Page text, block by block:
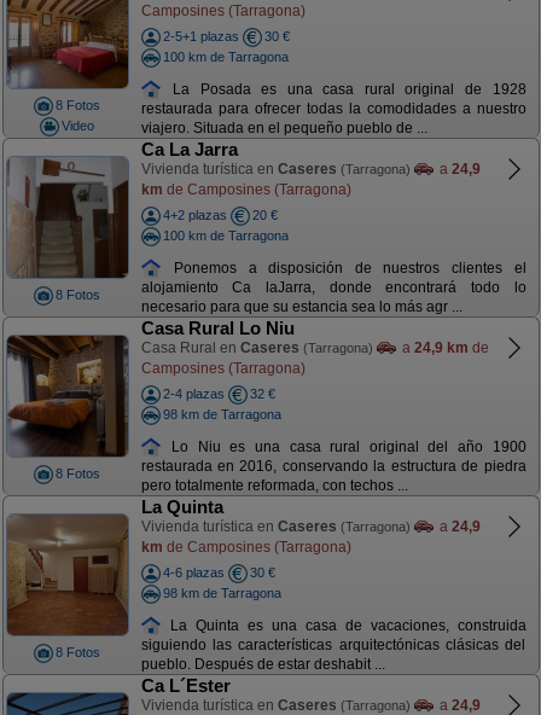
8 Fotos
Video
Camposines (Tarragona)
2-5+1 plazas
30 €
100 km de Tarragona
La Posada es una casa rural original de 1928
restaurada para ofrecer todas la comodidades a nuestro
viajero. Situada en el pequeño pueblo de ...
8 Fotos
Ca La Jarra
Vivienda turística en Caseres (Tarragona) a 24,9
km de Camposines (Tarragona)
4+2 plazas
20 €
100 km de Tarragona
Ponemos a disposición de nuestros clientes el
alojamiento Ca laJarra, donde encontrará todo lo
necesario para que su estancia sea lo más agr ...
8 Fotos
Casa Rural Lo Niu
Casa Rural en Caseres (Tarragona) a 24,9 km de
Camposines (Tarragona)
2-4 plazas
32 €
98 km de Tarragona
Lo Niu es una casa rural original del año 1900
restaurada en 2016, conservando la estructura de piedra
pero totalmente reformada, con techos ...
8 Fotos
La Quinta
Vivienda turística en Caseres (Tarragona) a 24,9
km de Camposines (Tarragona)
4-6 plazas
30 €
98 km de Tarragona
La Quinta es una casa de vacaciones, construida
siguiendo las características arquitectónicas clásicas del
pueblo. Después de estar deshabit ...
Ca L´Ester
Vivienda turística en Caseres (Tarragona) a 24,9